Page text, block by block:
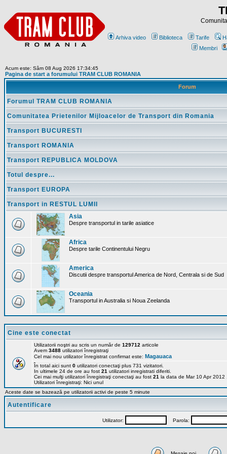
Arhiva video Biblioteca Tarife
Membri
Acum este: Sâm 08 Aug 2026 17:34:45
Pagina de start a forumului TRAM CLUB ROMANIA
Forum
Forumul TRAM CLUB ROMANIA
Comunitatea Prietenilor Mijloacelor de Transport din Romania
Transport BUCURESTI
Transport ROMANIA
Transport REPUBLICA MOLDOVA
Totul despre...
Transport EUROPA
Transport in RESTUL LUMII
Asia
Despre transportul in tarile asiatice
Africa
Despre tarile Continentului Negru
America
Discutii despre transportul America de Nord, Centrala si de Sud
Oceania
Transportul in Australia si Noua Zeelanda
Cine este conectat
Utilizatorii noştri au scris un număr de 129712 articole
Avem 3488 utilizatori înregistraţi
Cel mai nou utilizator înregistrat confirmat este: Magauaca
În total aici sunt 0 utilizatori conectaţi plus 731 vizitatori.
In ultimele 24 de ore au fost 21 utilizatori inregistrati diferiti.
Cei mai mulţi utilizatori înregistraţi conectaţi au fost 21 la data de Mar 10 Apr 2012
Utilizatori înregistraţi: Nici unul
Aceste date se bazează pe utilizatorii activi de peste 5 minute
Autentificare
Utilizator: Parola: